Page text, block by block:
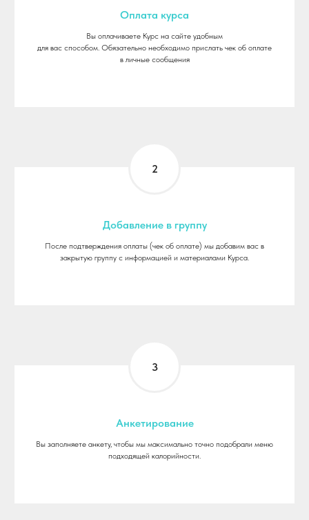
Оплата курса
Вы оплачиваете Курс на сайте удобным
для вас способом. Обязательно необходимо прислать чек об оплате
в личные сообщения
Добавление в группу
После подтверждения оплаты (чек об оплате) мы добавим вас в
закрытую группу с информацией и материалами Курса.
Анкетирование
Вы заполняете анкету, чтобы мы максимально точно подобрали меню
подходящей калорийности.